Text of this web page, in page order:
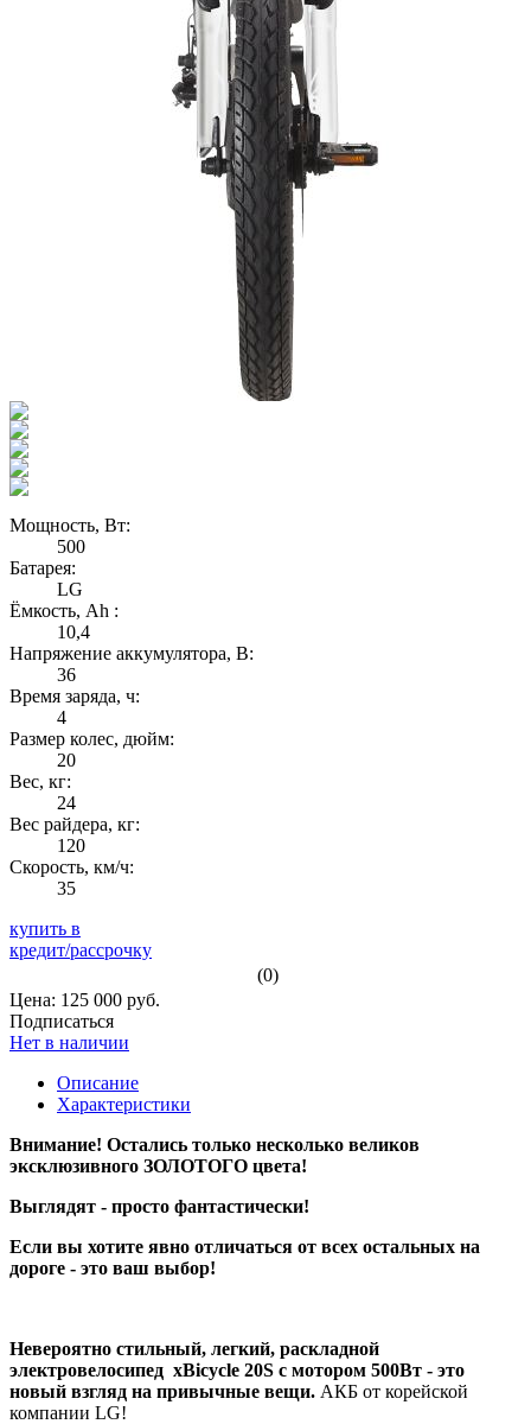
Мощность, Вт:
500
Батарея:
LG
Ёмкость, Ah :
10,4
Напряжение аккумулятора, В:
36
Время заряда, ч:
4
Размер колес, дюйм:
20
Вес, кг:
24
Вес райдера, кг:
120
Скорость, км/ч:
35
купить в
кредит/рассрочку
(0)
Цена: 125 000 руб.
Подписаться
Нет в наличии
Описание
Характеристики
Внимание! Остались только несколько великов
эксклюзивного ЗОЛОТОГО цвета!
Выглядят - просто фантастически!
Если вы хотите явно отличаться от всех остальных на
дороге - это ваш выбор!
Невероятно стильный, легкий, раскладной
электровелосипед xBicycle 20S с мотором 500Вт - это
новый взгляд на привычные вещи. АКБ от корейской
компании LG!